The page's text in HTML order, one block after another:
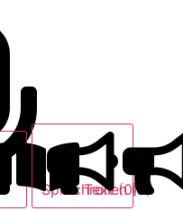
Sprechrollen (3)
Text (0)